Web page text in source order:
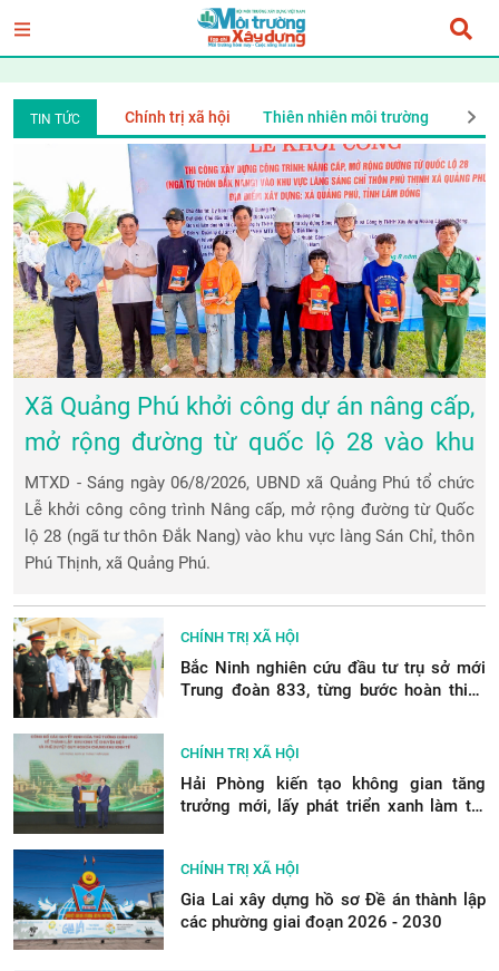
TIN TỨC
Xã Hội Chính trị xã hội Thiên nhiên môi trường Xã
Xã Quảng Phú khởi công dự án nâng cấp,
mở rộng đường từ quốc lộ 28 vào khu
vực làng Sán Chỉ
MTXD - Sáng ngày 06/8/2026, UBND xã Quảng Phú tổ chức
Lễ khởi công công trình Nâng cấp, mở rộng đường từ Quốc
lộ 28 (ngã tư thôn Đắk Nang) vào khu vực làng Sán Chỉ, thôn
Phú Thịnh, xã Quảng Phú.
CHÍNH TRỊ XÃ HỘI
Bắc Ninh nghiên cứu đầu tư trụ sở mới
Trung đoàn 833, từng bước hoàn thiện
CHÍNH TRỊ XÃ HỘI
Hải Phòng kiến tạo không gian tăng
trưởng mới, lấy phát triển xanh làm trụ
CHÍNH TRỊ XÃ HỘI
Gia Lai xây dựng hồ sơ Đề án thành lập
các phường giai đoạn 2026 - 2030